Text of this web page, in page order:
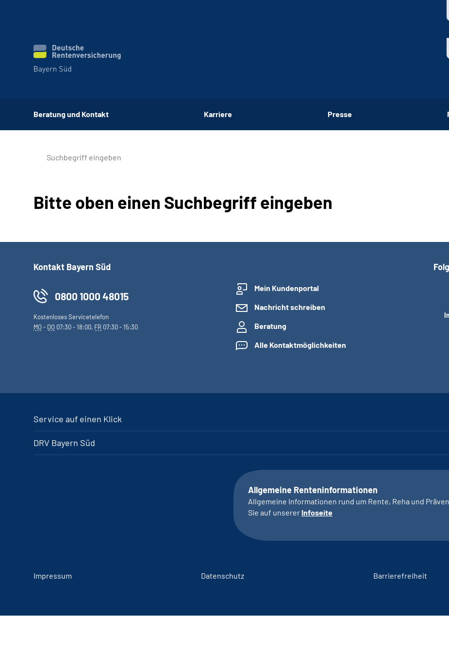
Beratung und Kontakt Karriere Presse
Bitte oben einen Suchbegriff eingeben
Kontakt Bayern Süd
0800 1000 48015
Kostenloses Servicetelefon
MO- DO 07:30 - 18:00, FR 07:30 - 15:30
Mein Kundenportal
Nachricht schreiben
Beratung
Alle Kontaktmöglichkeiten
Service auf einen Klick
DRV Bayern Süd
Allgemeine Renteninformationen
Allgemeine Informationen rund um Rente, Reha und
Sie auf unserer Infoseite
Impressum Datenschutz Barrierefreiheit